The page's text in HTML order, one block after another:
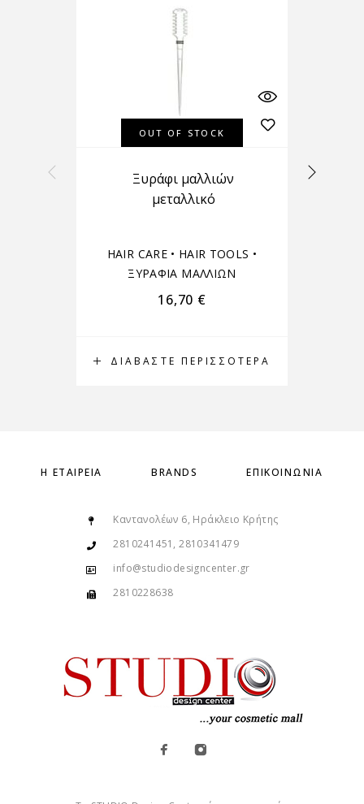
OUT OF STOCK
ΔΙΑΒΆΣΤΕ ΠΕΡΙΣΣΌΤΕΡΑ
Ξυράφι μαλλιών
μεταλλικό
HAIR CARE• HAIR TOOLS •
ΞΥΡΑΦΙΑ ΜΑΛΛΙΩΝ
16,70 €
Η ΕΤΑΙΡΕΊΑ BRANDS ΕΠΙΚΟΙΝΩΝΊΑ
Καντανολέων 6, Ηράκλειο Κρήτης
2810241451, 2810341479
info@studiodesigncenter.gr
2810228638